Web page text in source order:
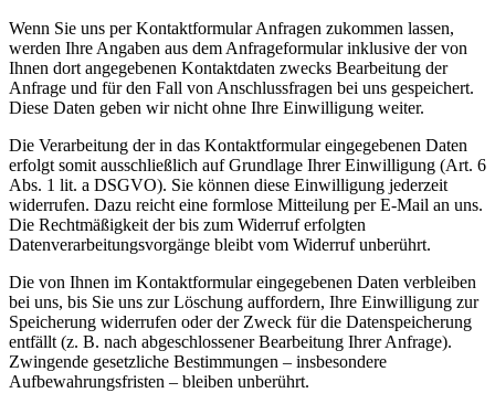
Wenn Sie uns per Kontaktformular Anfragen zukommen lassen,
werden Ihre Angaben aus dem Anfrageformular inklusive der von
Ihnen dort angegebenen Kontaktdaten zwecks Bearbeitung der
Anfrage und für den Fall von Anschlussfragen bei uns gespeichert.
Diese Daten geben wir nicht ohne Ihre Einwilligung weiter.
Die Verarbeitung der in das Kontaktformular eingegebenen Daten
erfolgt somit ausschließlich auf Grundlage Ihrer Einwilligung (Art. 6
Abs. 1 lit. a DSGVO). Sie können diese Einwilligung jederzeit
widerrufen. Dazu reicht eine formlose Mitteilung per E-Mail an uns.
Die Rechtmäßigkeit der bis zum Widerruf erfolgten
Datenverarbeitungsvorgänge bleibt vom Widerruf unberührt.
Die von Ihnen im Kontaktformular eingegebenen Daten verbleiben
bei uns, bis Sie uns zur Löschung auffordern, Ihre Einwilligung zur
Speicherung widerrufen oder der Zweck für die Datenspeicherung
entfällt (z. B. nach abgeschlossener Bearbeitung Ihrer Anfrage).
Zwingende gesetzliche Bestimmungen – insbesondere
Aufbewahrungsfristen – bleiben unberührt.